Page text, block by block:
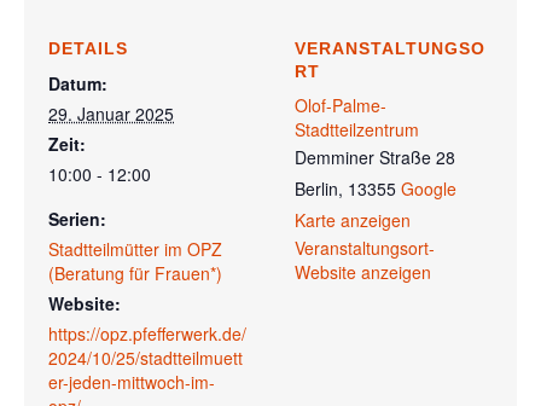
DETAILS
Datum:
29. Januar 2025
Zeit:
10:00 - 12:00
Serien:
Stadtteilmütter im OPZ
(Beratung für Frauen*)
Website:
https://opz.pfefferwerk.de/
2024/10/25/stadtteilmuett
er-jeden-mittwoch-im-
VERANSTALTUNGSO
RT
Olof-Palme-
Stadtteilzentrum
Demminer Straße 28
Berlin, 13355 Google
Karte anzeigen
Veranstaltungsort-
Website anzeigen